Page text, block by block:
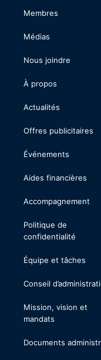
Membres
Médias
Nous joindre
À propos
Actualités
Offres publicitaires
Événements
Aides financières
Accompagnement
Politique de
confidentialité
Équipe et tâches
Conseil
Mission, vision et
mandats
Documents